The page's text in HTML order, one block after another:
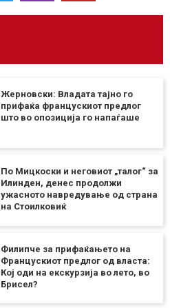
Жерновски: Владата тајно го
прифаќа францускиот предлог
што во опозиција го напаѓаше
По Мицкоски и неговиот „талог“ за
Илинден, денес продолжи
ужасното навредување од страна
на Стоилковиќ
Филипче за прифаќањето на
Францускиот предлог од власта:
Кој оди на екскурзија во лето, во
Брисел?